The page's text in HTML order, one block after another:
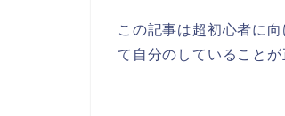
この記事は超初心者に
て自分のしていること